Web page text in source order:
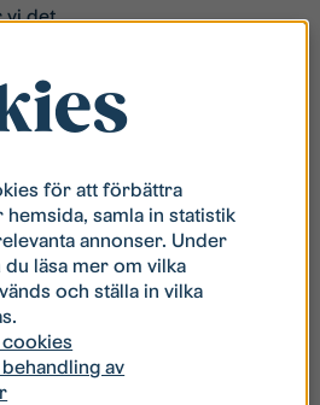
vi det.
för att förbättra
hemsida, samla in statistik
annonser. Under
läsa mer om vilka
och ställa in vilka
av